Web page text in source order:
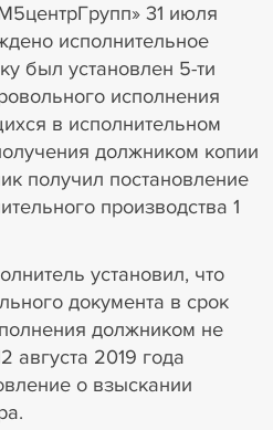
31 июля
исполнительное
был установлен 5-ти
исполнения
в исполнительном
должником копии
получил постановление
производства 1
установил, что
документа в срок
должником не
августа 2019 года
о взыскании